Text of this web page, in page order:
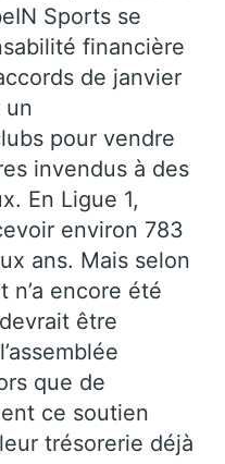
Sports se
financière
de janvier
un
pour vendre
invendus à des
En Ligue 1,
environ 783
ans. Mais selon
n’a encore été
être
que de
ce soutien
trésorerie déjà